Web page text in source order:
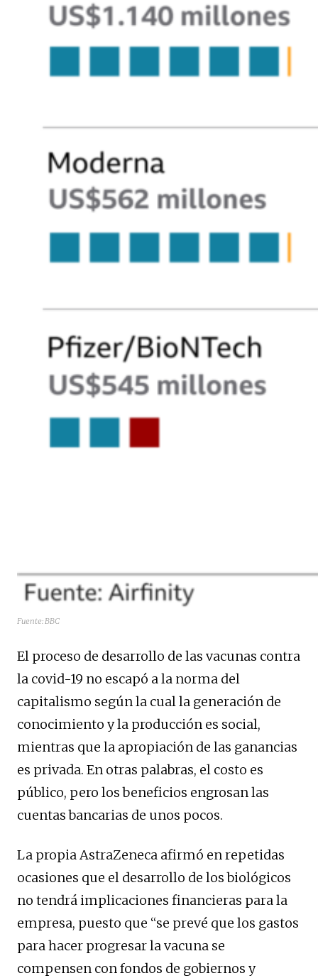
Fuente: BBC
El proceso de desarrollo de las vacunas contra
la covid-19 no escapó a la norma del
capitalismo según la cual la generación de
conocimiento y la producción es social,
mientras que la apropiación de las ganancias
es privada. En otras palabras, el costo es
público, pero los beneficios engrosan las
cuentas bancarias de unos pocos.
La propia AstraZeneca afirmó en repetidas
ocasiones que el desarrollo de los biológicos
no tendrá implicaciones financieras para la
empresa, puesto que “se prevé que los gastos
para hacer progresar la vacuna se
compensen con fondos de gobiernos y